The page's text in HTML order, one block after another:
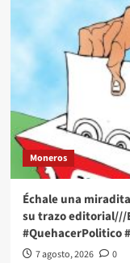
Moneros
Échale una
su trazo editorial///
#QuehacerPolitico
7 agosto, 2026 0